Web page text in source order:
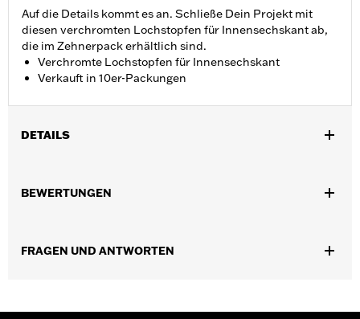
Auf die Details kommt es an. Schließe Dein Projekt mit
diesen verchromten Lochstopfen für Innensechskant ab,
die im Zehnerpack erhältlich sind.
Verchromte Lochstopfen für Innensechskant
Verkauft in 10er-Packungen
DETAILS
Durchmesser:0.312
In der Box: 10 Lochstopfen für Innensechskant
BEWERTUNGEN
FRAGEN UND ANTWORTEN